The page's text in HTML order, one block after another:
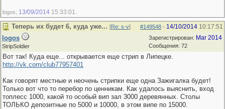
logos; 13/09/2014 15:33:01
#149548 - 14/10/2014 10:17:51
Теперь их будет 6, куда уже... [Re: s-v]
Зарегистрирован: Mar 2014
Сообщения: 72
logos
StripSoldier
Вот так! Куда еще... открывается еще стрип в Липецке.
http://vk.com/club77957401
Как говорят местные и неочень стрипки еще одна Зажигалка будет!
Только вот что то перебор по ценникам. Как удалось выяснить, вход
топлесс 1000, какой то особый вип зал 3000 деревянных. Столы
ТОЛЬКО депозитные по 5000 и 10000, в этом випе по 15000.